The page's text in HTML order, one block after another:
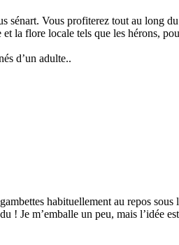
Vous profiterez tout au long
la flore locale tels que les hérons,
d’un adulte..
habituellement au repos sous
Je m’emballe un peu, mais l’idée